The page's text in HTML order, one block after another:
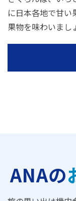
に日本各地で甘い
果物を味わいまし
ANAの